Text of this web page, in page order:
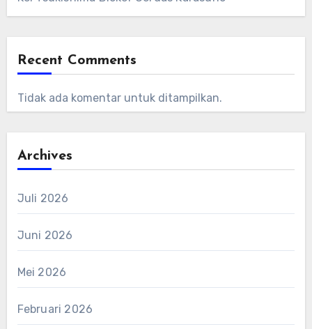
Recent Comments
Tidak ada komentar untuk ditampilkan.
Archives
Juli 2026
Juni 2026
Mei 2026
Februari 2026